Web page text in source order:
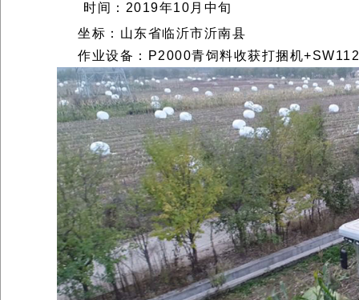
时间： 2019年10月中旬
坐标： 山东省临沂市沂南县
作业设备：
P2000青饲料收获打捆机